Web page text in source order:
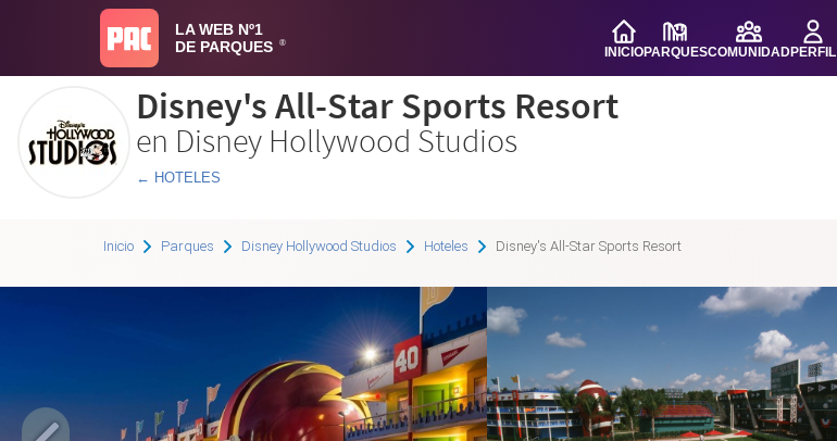
LA WEB Nº1
DE PARQUES
®
INICIOPARQUESCOMUNIDADPERFIL
Disney's All-Star Sports Resort
en Disney Hollywood Studios
← HOTELES
Inicio Parques Disney Hollywood Studios Hoteles Disney's All-Star Sports Resort